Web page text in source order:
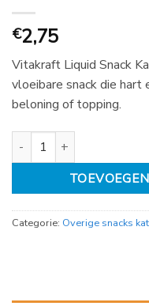
€2,75
Vitakraft Liquid Snack
vloeibare snack die hart
beloning of topping.
Liquid Snack met kip en
Categorie: Overige snacks kat